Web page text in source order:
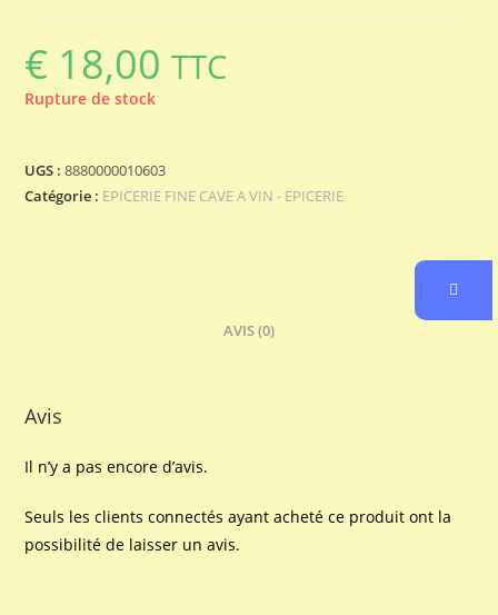
€ 18,00 TTC
Rupture de stock
UGS :8880000010603
Catégorie : EPICERIE FINE CAVE A VIN - EPICERIE
AVIS (0)
Avis
Il n’y a pas encore d’avis.
Seuls les clients connectés ayant acheté ce produit ont la
possibilité de laisser un avis.